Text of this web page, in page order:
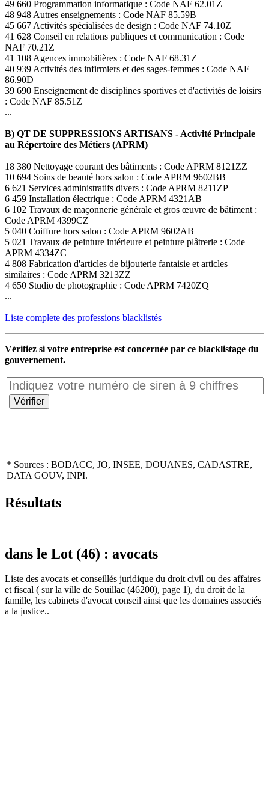
49 660 Programmation informatique : Code NAF 62.01Z
48 948 Autres enseignements : Code NAF 85.59B
45 667 Activités spécialisées de design : Code NAF 74.10Z
41 628 Conseil en relations publiques et communication : Code
NAF 70.21Z
41 108 Agences immobilières : Code NAF 68.31Z
40 939 Activités des infirmiers et des sages-femmes : Code NAF
86.90D
39 690 Enseignement de disciplines sportives et d'activités de loisirs
: Code NAF 85.51Z
...
B) QT DE SUPPRESSIONS ARTISANS - Activité Principale
au Répertoire des Métiers (APRM)
18 380 Nettoyage courant des bâtiments : Code APRM 8121ZZ
10 694 Soins de beauté hors salon : Code APRM 9602BB
6 621 Services administratifs divers : Code APRM 8211ZP
6 459 Installation électrique : Code APRM 4321AB
6 102 Travaux de maçonnerie générale et gros œuvre de bâtiment :
Code APRM 4399CZ
5 040 Coiffure hors salon : Code APRM 9602AB
5 021 Travaux de peinture intérieure et peinture plâtrerie : Code
APRM 4334ZC
4 808 Fabrication d'articles de bijouterie fantaisie et articles
similaires : Code APRM 3213ZZ
4 650 Studio de photographie : Code APRM 7420ZQ
...
Liste complete des professions blacklistés
Vérifiez si votre entreprise est concernée par ce blacklistage du
gouvernement.
* Sources : BODACC, JO, INSEE, DOUANES, CADASTRE,
DATA GOUV, INPI.
Résultats
dans le Lot (46) : avocats
Liste des avocats et conseillés juridique du droit civil ou des affaires
et fiscal ( sur la ville de Souillac (46200), page 1), du droit de la
famille, les cabinets d'avocat conseil ainsi que les domaines associés
a la justice..